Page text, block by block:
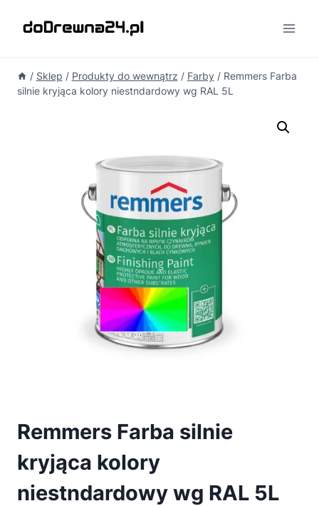
/ Sklep / Produkty do wewnątrz / Farby / Remmers Farba
silnie kryjąca kolory niestndardowy wg RAL 5L
Remmers Farba silnie
kryjąca kolory
niestndardowy wg RAL 5L